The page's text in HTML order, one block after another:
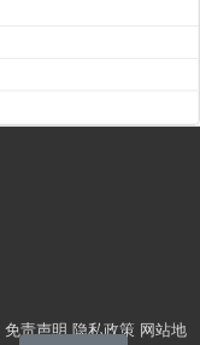
免责声明 隐私政策 网站地